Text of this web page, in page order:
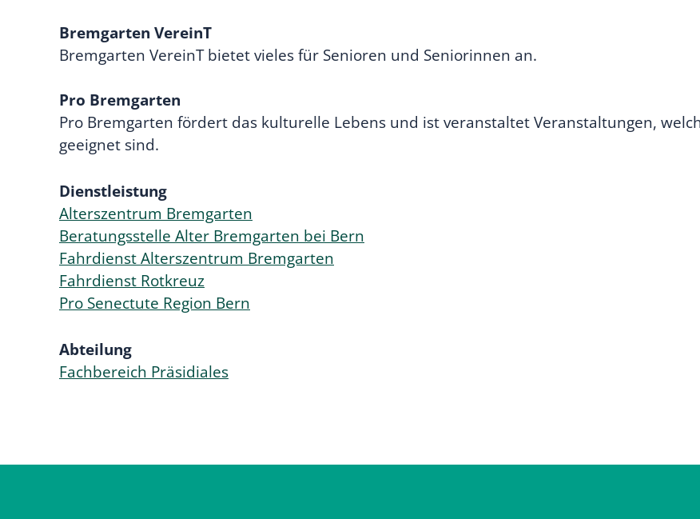
Bremgarten VereinT
Bremgarten VereinT bietet vieles für Senioren und Seniorinnen an.
Pro Bremgarten
Pro Bremgarten fördert das kulturelle Lebens und ist veranstaltet Veranstaltungen,
geeignet sind.
Dienstleistung
Alterszentrum Bremgarten
Beratungsstelle Alter Bremgarten bei Bern
Fahrdienst Alterszentrum Bremgarten
Fahrdienst Rotkreuz
Pro Senectute Region Bern
Abteilung
Fachbereich Präsidiales